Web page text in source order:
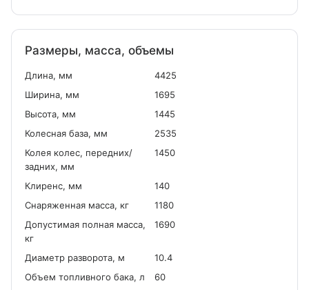
Размеры, масса, объемы
Длина, мм
4425
Ширина, мм
1695
Высота, мм
1445
Колесная база, мм
2535
Колея колес, передних/
задних, мм
1450
Клиренс, мм
140
Снаряженная масса, кг
1180
Допустимая полная масса,
кг
1690
Диаметр разворота, м
10.4
Объем топливного бака, л
60